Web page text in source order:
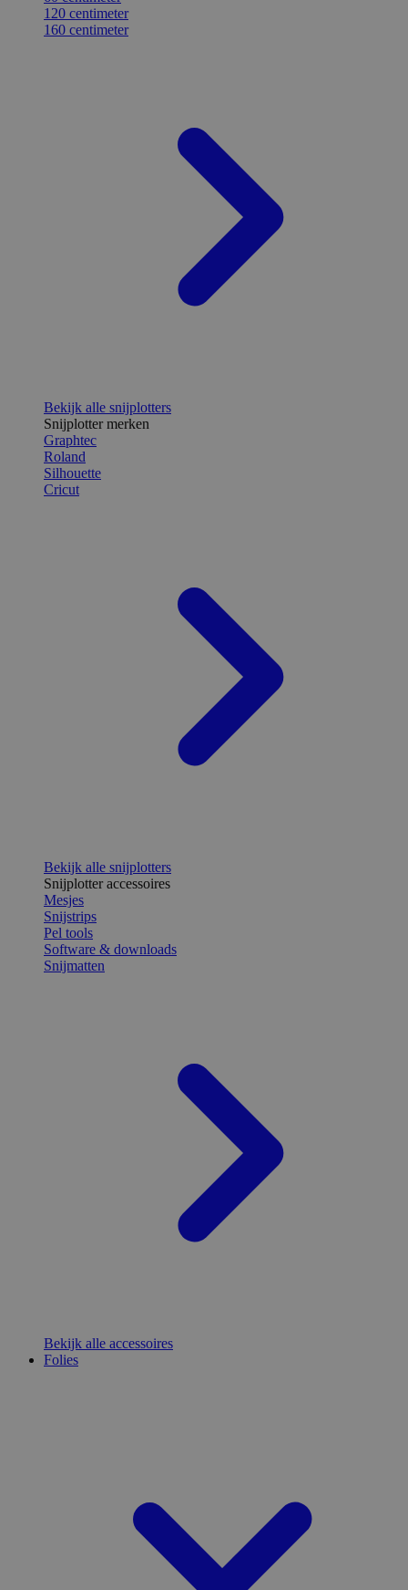
120 centimeter
160 centimeter
Bekijk alle snijplotters
Snijplotter merken
Graphtec
Roland
Silhouette
Cricut
Bekijk alle snijplotters
Snijplotter accessoires
Mesjes
Snijstrips
Pel tools
Software & downloads
Snijmatten
Bekijk alle accessoires
Folies